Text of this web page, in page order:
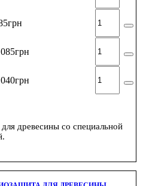
грн
грн
грн
древесины со специальной